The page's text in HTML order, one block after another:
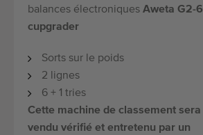
balances électroniques Aweta G2-6
cupgrader
Sorts sur le poids
2 lignes
6 + 1 tries
Cette machine de classement sera
vendu vérifié et entretenu par un